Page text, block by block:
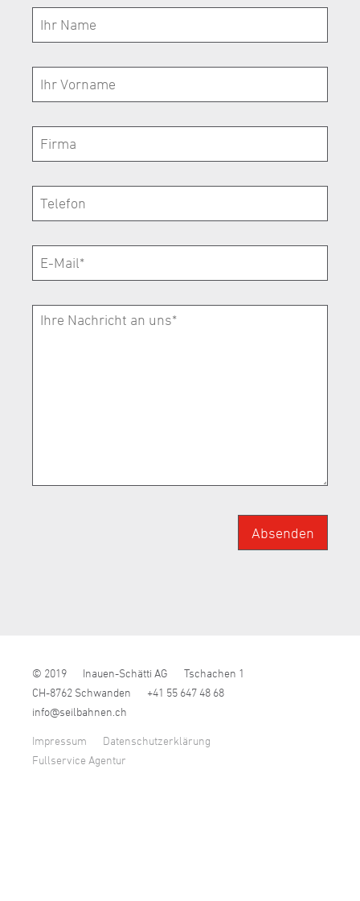
Absenden
© 2019 Inauen-Schätti AG
Tschachen 1
CH-8762 Schwanden
+41 55 647 48 68
nf
s lb hn n ch
Impressum
Datenschutzerklärung
Fullservice Agentur